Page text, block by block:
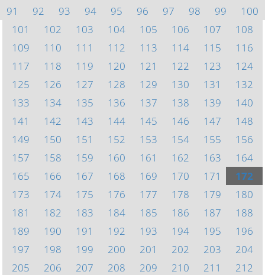
91
92 93 94 95 96 97 98 99
100
101
102 103 104 105 106 107
108
109
110 111 112 113 114 115
116
117
118 119 120 121 122 123
124
125
126 127 128 129 130 131
132
133
134 135 136 137 138 139
140
141
142 143 144 145 146 147
148
149
150 151 152 153 154 155
156
157
158 159 160 161 162 163
164
165
166 167 168 169 170 171
172
173
174 175 176 177 178 179
180
181
182 183 184 185 186 187
188
189
190 191 192 193 194 195
196
197
198 199 200 201 202 203
204
205
206 207 208 209 210 211
212